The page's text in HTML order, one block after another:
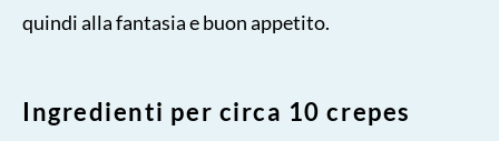
quindi alla fantasia e buon appetito.
Ingredienti per circa 10 crepes